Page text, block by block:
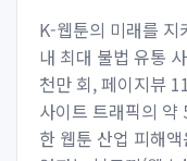
K-웹툰의 미래를
내 최대 불법 유통
천만 회, 페이지뷰
사이트 트래픽의 약
한 웹툰 산업 피해